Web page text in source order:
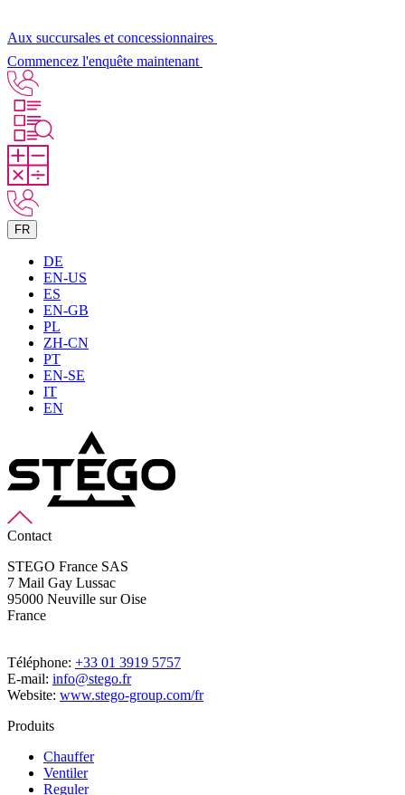
Aux succursales et concessionnaires
Commencez l'enquête maintenant
FR
DE
EN-US
ES
EN-GB
PL
ZH-CN
PT
EN-SE
IT
EN
Contact
STEGO France SAS
7 Mail Gay Lussac
95000 Neuville sur Oise
France
Téléphone: +33 01 3919 5757
E-mail: info@stego.fr
Website: www.stego-group.com/fr
Produits
Chauffer
Ventiler
Reguler